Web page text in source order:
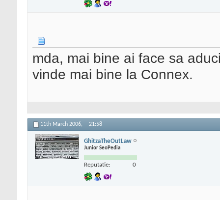
mda, mai bine ai face sa
vinde mai bine la Connex.
11th March 2006, 21:58
GhitzaTheOutLaw
Junior SeoPedia
Reputatie: 0